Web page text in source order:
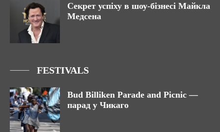
Секрет успіху в шоу-бізнесі Майкла
Медсена
FESTIVALS
Bud Billiken Parade and Picnic —
парад у Чикаго